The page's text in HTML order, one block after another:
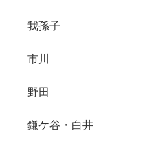
我孫子
市川
野田
鎌ケ谷・白井